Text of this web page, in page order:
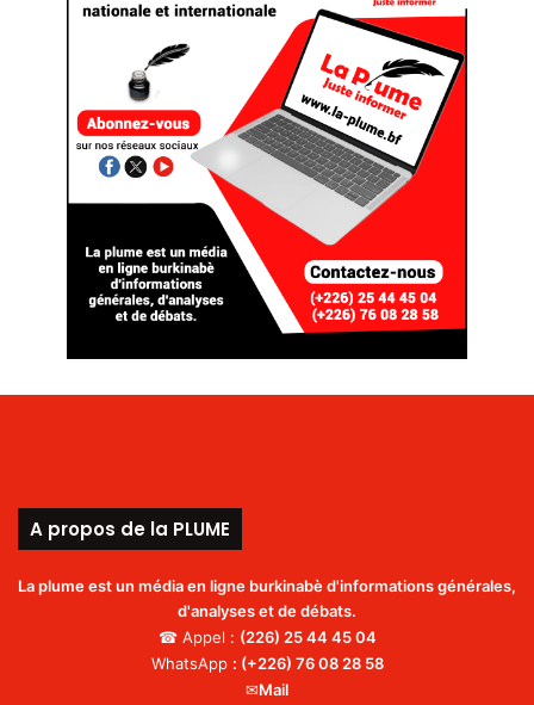
A propos de la PLUME
La plume est un média en ligne burkinabè d'informations générales,
d'analyses et de débats.
☎ Appel : (226) 25 44 45 04
WhatsApp : (+226) 76 08 28 58
✉Mail